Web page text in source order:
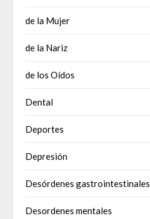
de la Mujer
de la Nariz
de los Oídos
Dental
Deportes
Depresión
Desórdenes gastrointestinales
Desordenes mentales